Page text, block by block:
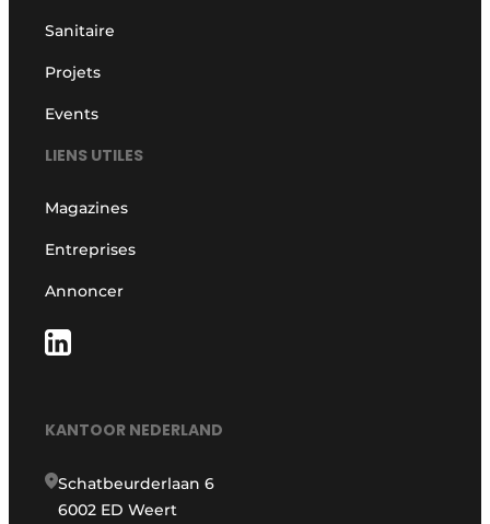
Sanitaire
Projets
Events
LIENS UTILES
Magazines
Entreprises
Annoncer
KANTOOR NEDERLAND
Schatbeurderlaan 6
6002 ED Weert